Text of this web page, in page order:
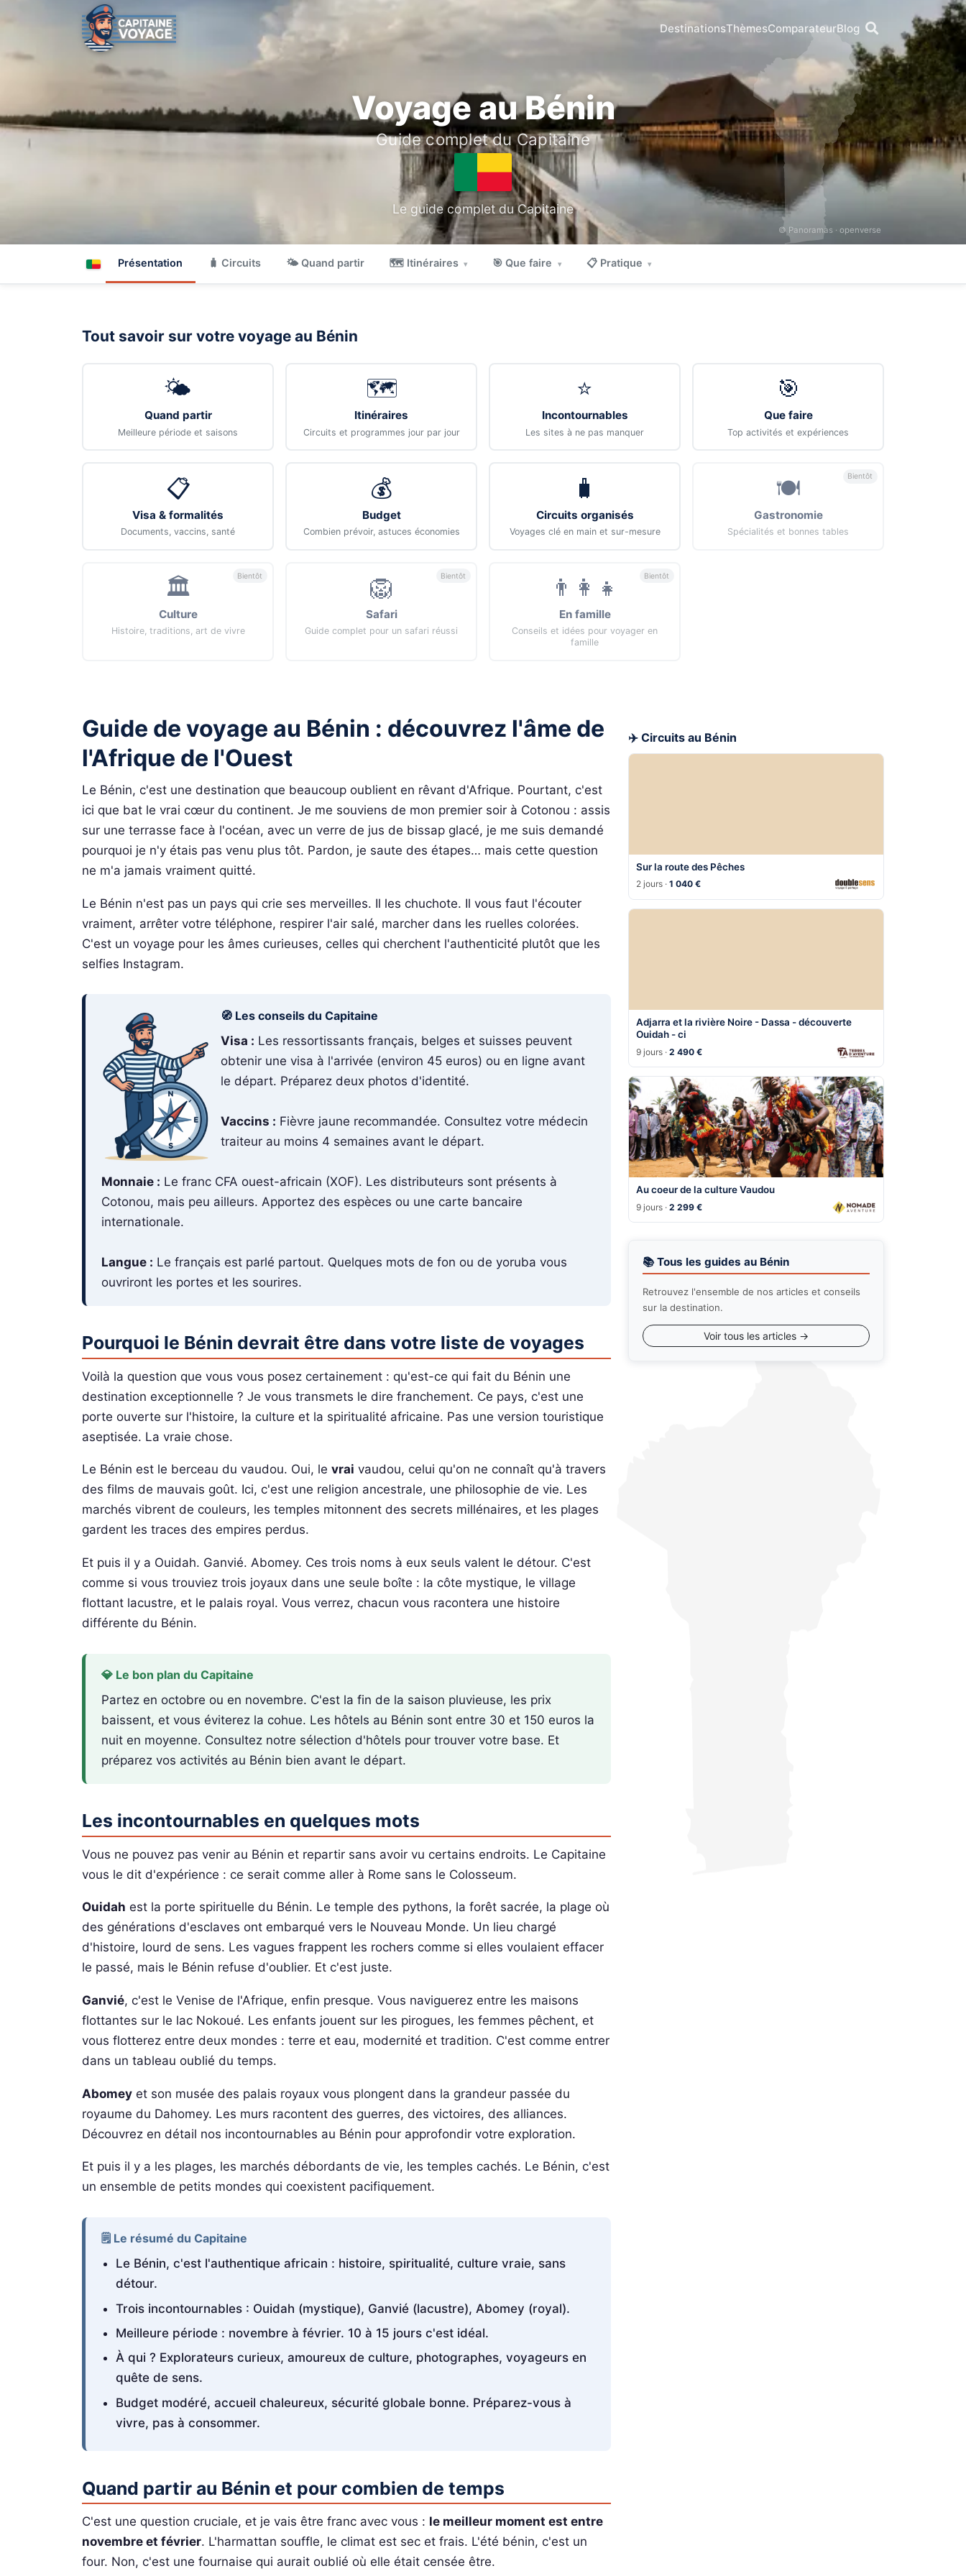
DestinationsThèmesComparateurBlog
Voyage au Bénin
Guide complet du Capitaine
Le guide complet du Capitaine
© Panoramas · openverse
Présentation 🧳 Circuits 🌤 Quand partir 🗺 Itinéraires ▾ 🎯 Que faire ▾ 📋 Pratique ▾
Tout savoir sur votre voyage au Bénin
🌤️
Quand partir
Meilleure période et saisons
🗺️
Itinéraires
Circuits et programmes jour par jour
⭐
Incontournables
Les sites à ne pas manquer
🎯
Que faire
Top activités et expériences
📋
Visa & formalités
Documents, vaccins, santé
💰
Budget
Combien prévoir, astuces économies
🧳
Circuits organisés
Voyages clé en main et sur-mesure
🍽️
Gastronomie
Spécialités et bonnes tables
Bientôt
🏛️
Culture
Histoire, traditions, art de vivre
Bientôt 🦁
Safari
Guide complet pour un safari réussi
Bientôt 👨‍👩‍👧
En famille
Conseils et idées pour voyager en
famille
Bientôt
Guide de voyage au Bénin : découvrez l'âme de
l'Afrique de l'Ouest
Le Bénin, c'est une destination que beaucoup oublient en rêvant d'Afrique. Pourtant, c'est
ici que bat le vrai cœur du continent. Je me souviens de mon premier soir à Cotonou : assis
sur une terrasse face à l'océan, avec un verre de jus de bissap glacé, je me suis demandé
pourquoi je n'y étais pas venu plus tôt. Pardon, je saute des étapes… mais cette question
ne m'a jamais vraiment quitté.
Le Bénin n'est pas un pays qui crie ses merveilles. Il les chuchote. Il vous faut l'écouter
vraiment, arrêter votre téléphone, respirer l'air salé, marcher dans les ruelles colorées.
C'est un voyage pour les âmes curieuses, celles qui cherchent l'authenticité plutôt que les
selfies Instagram.
🧭 Les conseils du Capitaine
Visa : Les ressortissants français, belges et suisses peuvent
obtenir une visa à l'arrivée (environ 45 euros) ou en ligne avant
le départ. Préparez deux photos d'identité.
Vaccins : Fièvre jaune recommandée. Consultez votre médecin
traiteur au moins 4 semaines avant le départ.
Monnaie : Le franc CFA ouest-africain (XOF). Les distributeurs sont présents à
Cotonou, mais peu ailleurs. Apportez des espèces ou une carte bancaire
internationale.
Langue : Le français est parlé partout. Quelques mots de fon ou de yoruba vous
ouvriront les portes et les sourires.
Pourquoi le Bénin devrait être dans votre liste de voyages
Voilà la question que vous vous posez certainement : qu'est-ce qui fait du Bénin une
destination exceptionnelle ? Je vous transmets le dire franchement. Ce pays, c'est une
porte ouverte sur l'histoire, la culture et la spiritualité africaine. Pas une version touristique
aseptisée. La vraie chose.
Le Bénin est le berceau du vaudou. Oui, le vrai vaudou, celui qu'on ne connaît qu'à travers
des films de mauvais goût. Ici, c'est une religion ancestrale, une philosophie de vie. Les
marchés vibrent de couleurs, les temples mitonnent des secrets millénaires, et les plages
gardent les traces des empires perdus.
Et puis il y a Ouidah. Ganvié. Abomey. Ces trois noms à eux seuls valent le détour. C'est
comme si vous trouviez trois joyaux dans une seule boîte : la côte mystique, le village
flottant lacustre, et le palais royal. Vous verrez, chacun vous racontera une histoire
différente du Bénin.
💎 Le bon plan du Capitaine
Partez en octobre ou en novembre. C'est la fin de la saison pluvieuse, les prix
baissent, et vous éviterez la cohue. Les hôtels au Bénin sont entre 30 et 150 euros la
nuit en moyenne. Consultez notre sélection d'hôtels pour trouver votre base. Et
préparez vos activités au Bénin bien avant le départ.
Les incontournables en quelques mots
Vous ne pouvez pas venir au Bénin et repartir sans avoir vu certains endroits. Le Capitaine
vous le dit d'expérience : ce serait comme aller à Rome sans le Colosseum.
Ouidah est la porte spirituelle du Bénin. Le temple des pythons, la forêt sacrée, la plage où
des générations d'esclaves ont embarqué vers le Nouveau Monde. Un lieu chargé
d'histoire, lourd de sens. Les vagues frappent les rochers comme si elles voulaient effacer
le passé, mais le Bénin refuse d'oublier. Et c'est juste.
Ganvié, c'est le Venise de l'Afrique, enfin presque. Vous naviguerez entre les maisons
flottantes sur le lac Nokoué. Les enfants jouent sur les pirogues, les femmes pêchent, et
vous flotterez entre deux mondes : terre et eau, modernité et tradition. C'est comme entrer
dans un tableau oublié du temps.
Abomey et son musée des palais royaux vous plongent dans la grandeur passée du
royaume du Dahomey. Les murs racontent des guerres, des victoires, des alliances.
Découvrez en détail nos incontournables au Bénin pour approfondir votre exploration.
Et puis il y a les plages, les marchés débordants de vie, les temples cachés. Le Bénin, c'est
un ensemble de petits mondes qui coexistent pacifiquement.
🗒️ Le résumé du Capitaine
Le Bénin, c'est l'authentique africain : histoire, spiritualité, culture vraie, sans
détour.
Trois incontournables : Ouidah (mystique), Ganvié (lacustre), Abomey (royal).
Meilleure période : novembre à février. 10 à 15 jours c'est idéal.
À qui ? Explorateurs curieux, amoureux de culture, photographes, voyageurs en
quête de sens.
Budget modéré, accueil chaleureux, sécurité globale bonne. Préparez-vous à
vivre, pas à consommer.
Quand partir au Bénin et pour combien de temps
C'est une question cruciale, et je vais être franc avec vous : le meilleur moment est entre
novembre et février. L'harmattan souffle, le climat est sec et frais. L'été bénin, c'est un
four. Non, c'est une fournaise qui aurait oublié où elle était censée être.
✈️ Circuits au Bénin
Sur la route des Pêches
2 jours ·1 040 €
Adjarra et la rivière Noire - Dassa - découverte
Ouidah - ci
9 jours ·2 490 €
Au coeur de la culture Vaudou
9 jours ·2 299 €
📚 Tous les guides au Bénin
Retrouvez l'ensemble de nos articles et conseils
sur la destination.
Voir tous les articles →